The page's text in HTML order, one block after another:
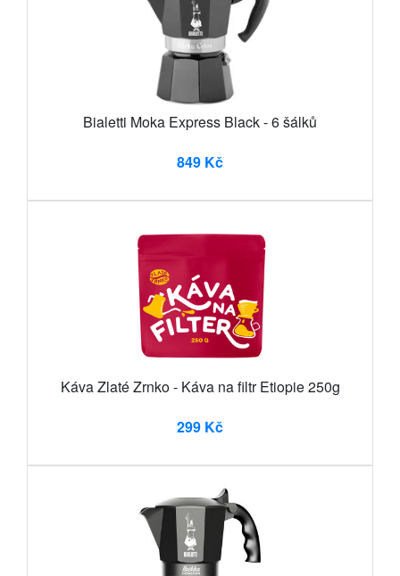
Bialetti Moka Express Black - 6 šálků
849 Kč
Káva Zlaté Zrnko - Káva na filtr Etiopie 250g
299 Kč